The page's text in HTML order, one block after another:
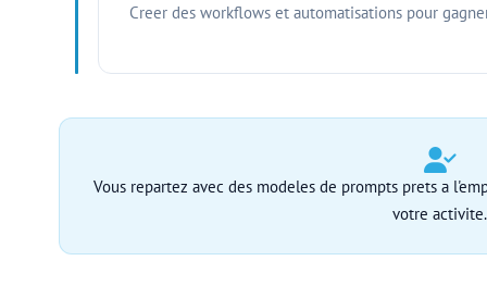
Creer des workflows et automatisations pour
Vous repartez avec des modeles de prompts prets a
votre activite.